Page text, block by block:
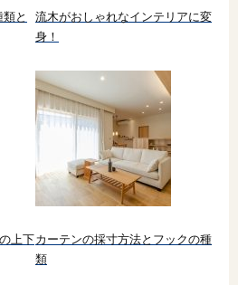
と
流木がおしゃれなインテリアに変
身！
上下カーテンの採寸方法とフックの種
類